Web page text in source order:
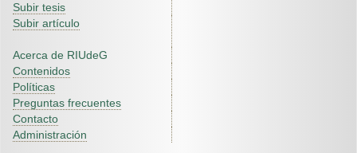
Subir tesis
Subir artículo
Acerca de RIUdeG
Contenidos
Políticas
Preguntas frecuentes
Contacto
Administración